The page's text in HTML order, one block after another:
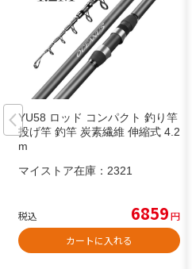
YU58 ロッド コンパクト 釣り竿
投げ竿 釣竿 炭素繊維 伸縮式 4.2
m
マイストア在庫： 2321
税込 6859円
カートに入れる